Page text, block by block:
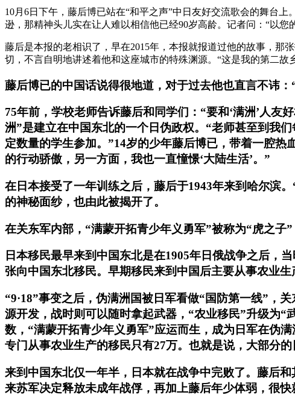
10月6日下午，藤后博已站在“和平之声”中日友好交流歌会的舞台
逊，那精神头儿实在让人难以相信他已经90岁高龄。记者问：“以
藤后是本报的老相识了，早在2015年，本报就报道过他的故事，那
切，不言自明地讲述着他和这座城市的特殊渊源。“这是我的第二故
藤后博已的中国话说得很地道，对于过去他也直言不讳：
75年前，学校老师告诉藤后和同学们：“要和‘满洲’人
洲”是建立在中国东北的一个日伪政权。“老师甚至到我
定数量的学生参加。”14岁的少年藤后博已，带着一腔
的行动骄傲，另一方面，我也一直憧憬‘大陆生活’。”
在日本接受了一年训练之后，藤后于1943年来到哈尔滨
的神秘面纱，也由此被揭开了。
在关东军内部，“满蒙开拓青少年义勇军”被称为“虎之子
日本移民最早来到中国东北是在1905年日俄战争之后，
张向中国东北移民。早期移民来到中国后主要从事农业生
“9·18”事变之后，伪满洲国被日军看做“国防第一线”，
源开发，战时则可以随时拿起武器，“农业移民”升级为
数，“满蒙开拓青少年义勇军”应运而生，成为日军在伪
专门从事农业生产的移民只有27万。也就是说，大部分的
来到中国东北仅一年半，日本就在战争中完败了。藤后
来苏军决定释放未成年战俘，再加上藤后年少体弱，很